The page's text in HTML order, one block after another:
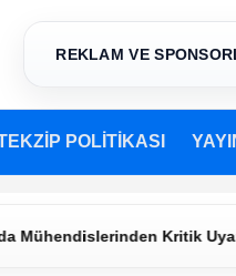
REKLAM VE
POLİTİKASI
Kritik Uyarı •